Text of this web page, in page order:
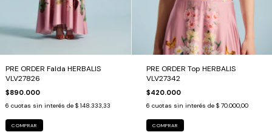
PRE ORDER Falda HERBALIS
VLV27826
$890.000
6 cuotas sin interés de $ 148.333,33
COMPRAR
PRE ORDER Top HERBALIS
VLV27342
$420.000
6 cuotas sin interés de $ 70.000,00
COMPRAR